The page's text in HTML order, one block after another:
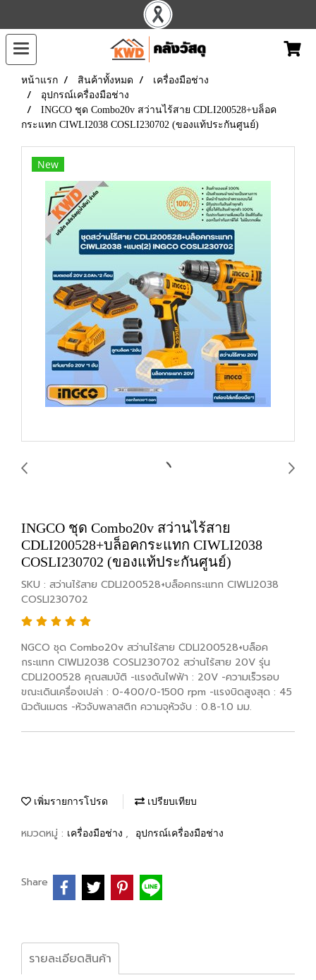
หน้าแรก สินค้าทั้งหมด
เครื่องมือช่าง
อุปกรณ์เครื่องมือช่าง
INGCO ชุด Combo20v สว่านไร้สาย CDLI200528+บล็อค
กระแทก CIWLI2038 COSLI230702 (ของแท้ประกันศูนย์)
New
INGCO ชุด Combo20v สว่านไร้สาย
CDLI200528+บล็อคกระแทก CIWLI2038
COSLI230702 (ของแท้ประกันศูนย์)
SKU : สว่านไร้สาย CDLI200528+บล็อคกระแทก CIWLI2038
COSLI230702
NGCO ชุด Combo20v สว่านไร้สาย CDLI200528+บล็อค
กระแทก CIWLI2038 COSLI230702 สว่านไร้สาย 20V รุ่น
CDLI200528 คุณสมบัติ -แรงดันไฟฟ้า : 20V -ความเร็วรอบ
ขณะเดินเครื่องเปล่า : 0-400/0-1500 rpm -แรงบิดสูงสุด : 45
นิวตันเมตร -หัวจับพลาสติก ความจุหัวจับ : 0.8-1.0 มม.
เพิ่มรายการโปรด เปรียบเทียบ
หมวดหมู่ : เครื่องมือช่าง , อุปกรณ์เครื่องมือช่าง
Share
รายละเอียดสินค้า